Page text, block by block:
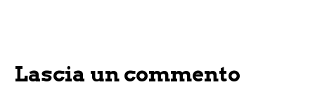
Lascia un commento